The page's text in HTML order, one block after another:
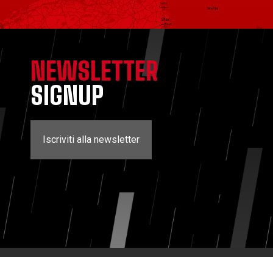
NEWSLETTER
SIGNUP
Iscriviti alla newsletter